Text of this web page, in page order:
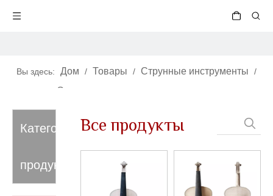
Вы здесь: Дом / Товары / Струнные инструменты /
Скрипки
Категория
продукта
Все продукты